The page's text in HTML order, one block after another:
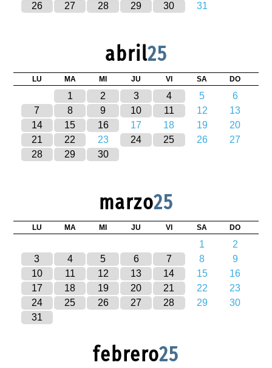
26
27 28 29 30 31
abril25
LU MA MI JU VI SA DO
1 2 3 4 5
6
7
8 9 10 11 12
13
14
15 16 17 18 19
20
21
22 23 24 25 26
27
28
29 30
marzo25
LU MA MI JU VI SA DO
1
2
3
4 5 6 7 8
9
10
11 12 13 14 15
16
17
18 19 20 21 22
23
24
25 26 27 28 29
30
31
febrero25